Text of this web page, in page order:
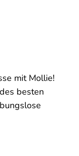
mit Mollie!
besten